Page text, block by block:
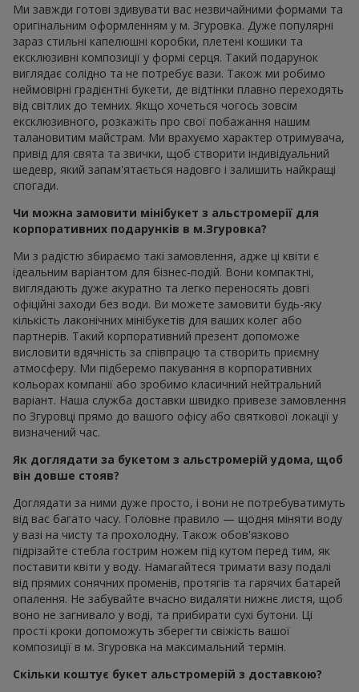
Ми завжди готові здивувати вас незвичайними формами та
оригінальним оформленням у м. Згуровка. Дуже популярні
зараз стильні капелюшні коробки, плетені кошики та
ексклюзивні композиції у формі серця. Такий подарунок
виглядає солідно та не потребує вази. Також ми робимо
неймовірні градієнтні букети, де відтінки плавно переходять
від світлих до темних. Якщо хочеться чогось зовсім
ексклюзивного, розкажіть про свої побажання нашим
талановитим майстрам. Ми врахуємо характер отримувача,
привід для свята та звички, щоб створити індивідуальний
шедевр, який запам'ятається надовго і залишить найкращі
спогади.
Чи можна замовити мінібукет з альстромерії для
корпоративних подарунків в м.Згуровка?
Ми з радістю збираємо такі замовлення, адже ці квіти є
ідеальним варіантом для бізнес-подій. Вони компактні,
виглядають дуже акуратно та легко переносять довгі
офіційні заходи без води. Ви можете замовити будь-яку
кількість лаконічних мінібукетів для ваших колег або
партнерів. Такий корпоративний презент допоможе
висловити вдячність за співпрацю та створить приємну
атмосферу. Ми підберемо пакування в корпоративних
кольорах компанії або зробимо класичний нейтральний
варіант. Наша служба доставки швидко привезе замовлення
по Згуровці прямо до вашого офісу або святкової локації у
визначений час.
Як доглядати за букетом з альстромерій удома, щоб
він довше стояв?
Доглядати за ними дуже просто, і вони не потребуватимуть
від вас багато часу. Головне правило — щодня міняти воду
у вазі на чисту та прохолодну. Також обов'язково
підрізайте стебла гострим ножем під кутом перед тим, як
поставити квіти у воду. Намагайтеся тримати вазу подалі
від прямих сонячних променів, протягів та гарячих батарей
опалення. Не забувайте вчасно видаляти нижнє листя, щоб
воно не загнивало у воді, та прибирати сухі бутони. Ці
прості кроки допоможуть зберегти свіжість вашої
композиції в м. Згуровка на максимальний термін.
Скільки коштує букет альстромерій з доставкою?